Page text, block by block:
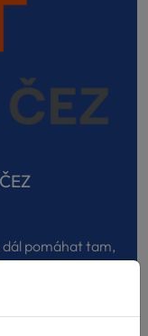
dál pomáhat tam,